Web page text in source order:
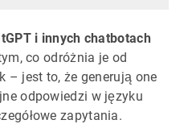
i innych chatbotach
co odróżnia je od
– jest to, że generują one
odpowiedzi w języku
zapytania.